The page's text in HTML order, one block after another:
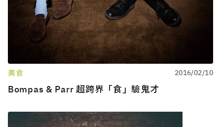
美食 2016/02/10
Bompas & Parr 超跨界「食」驗鬼才